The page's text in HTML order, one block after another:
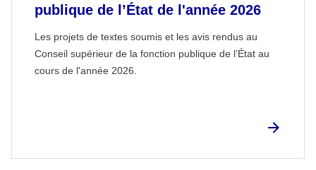
publique de l’État de l'année 2026
Les projets de textes soumis et les avis rendus au
Conseil supérieur de la fonction publique de l’État au
cours de l'année 2026.